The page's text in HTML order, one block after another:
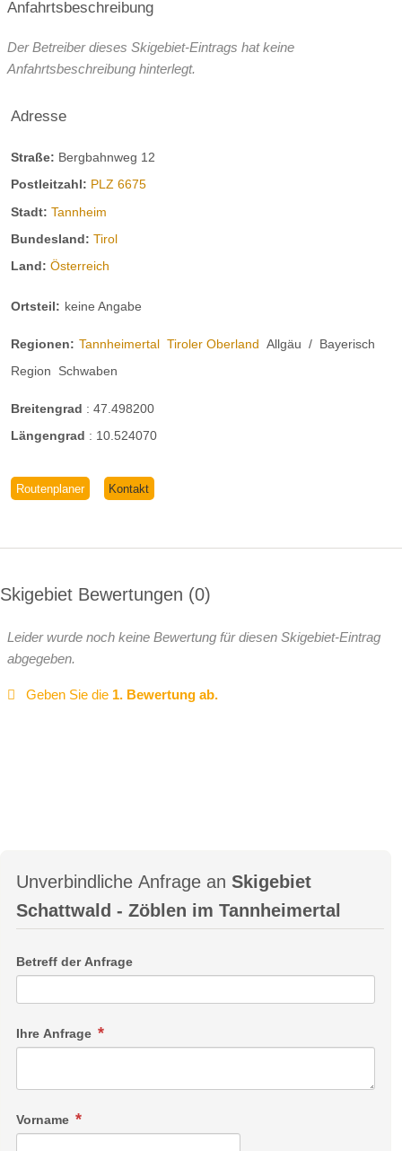
Anfahrtsbeschreibung
Der Betreiber dieses Skigebiet-Eintrags hat keine
Anfahrtsbeschreibung hinterlegt.
Adresse
Straße: Bergbahnweg 12
Postleitzahl: PLZ 6675
Stadt: Tannheim
Bundesland: Tirol
Land: Österreich
Ortsteil: keine Angabe
Regionen: Tannheimertal Tiroler Oberland Allgäu / Bayerisch
Region
Schwaben
Breitengrad : 47.498200
Längengrad : 10.524070
Routenplaner Kontakt
Skigebiet Bewertungen 0
Leider wurde noch keine Bewertung für diesen Skigebiet-Eintrag
abgegeben.
Geben Sie die 1. Bewertung ab.
Unverbindliche Anfrage an Skigebiet
Schattwald - Zöblen im Tannheimertal
Betreff der Anfrage
Ihre Anfrage
Vorname